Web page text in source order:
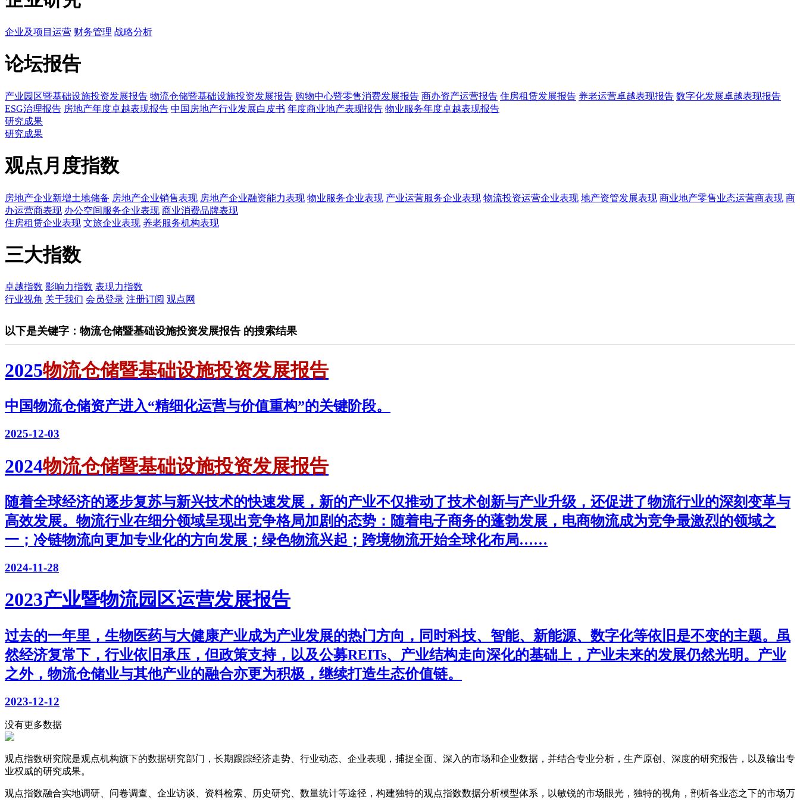
企业及项目运营 财务管理 战略分析
论坛报告
产业园区暨基础设施投资发展报告 物流仓储暨基础设施投资发展报告 购物中心暨零售消费发展报告 商办资产运营报告 住房租赁发展报告 养老运营卓越表现报告 数字化发展卓越表现报告
ESG治理报告 房地产年度卓越表现报告 中国房地产行业发展白皮书 年度商业地产表现报告 物业服务年度卓越表现报告
研究成果
研究成果
观点月度指数
房地产企业新增土地储备 房地产企业销售表现 房地产企业融资能力表现 物业服务企业表现 产业运营服务企业表现 物流投资运营企业表现 地产资管发展表现 商业地产零售业态运营商表现 商
办运营商表现 办公空间服务企业表现 商业消费品牌表现
住房租赁企业表现 文旅企业表现 养老服务机构表现
三大指数
卓越指数 影响力指数 表现力指数
行业视角 关于我们 会员登录 注册订阅 观点网
以下是关键字：物流仓储暨基础设施投资发展报告 的搜索结果
2025物流仓储暨基础设施投资发展报告
中国物流仓储资产进入“精细化运营与价值重构”的关键阶段。
2025-12-03
2024物流仓储暨基础设施投资发展报告
随着全球经济的逐步复苏与新兴技术的快速发展，新的产业不仅推动了技术创新与产业升级，还促进了物流行业的深刻变革与
高效发展。物流行业在细分领域呈现出竞争格局加剧的态势：随着电子商务的蓬勃发展，电商物流成为竞争最激烈的领域之
一；冷链物流向更加专业化的方向发展；绿色物流兴起；跨境物流开始全球化布局……
2024-11-28
2023产业暨物流园区运营发展报告
过去的一年里，生物医药与大健康产业成为产业发展的热门方向，同时科技、智能、新能源、数字化等依旧是不变的主题。虽
然经济复常下，行业依旧承压，但政策支持，以及公募REITs、产业结构走向深化的基础上，产业未来的发展仍然光明。产业
之外，物流仓储业与其他产业的融合亦更为积极，继续打造生态价值链。
2023-12-12
没有更多数据
观点指数研究院是观点机构旗下的数据研究部门，长期跟踪经济走势、行业动态、企业表现，捕捉全面、深入的市场和企业数据，并结合专业分析，生产原创、深度的研究报告，以及输出专
业权威的研究成果。
观点指数融合实地调研、问卷调查、企业访谈、资料检索、历史研究、数量统计等途径，构建独特的观点指数数据分析模型体系，以敏锐的市场眼光，独特的视角，剖析各业态之下的市场万